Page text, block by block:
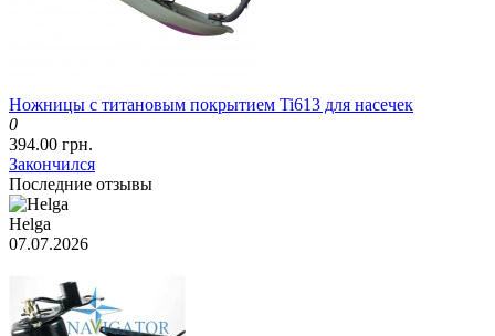
Ножницы с титановым покрытием Ti613 для насечек
0
394.00 грн.
Закончился
Последние отзывы
Helga
07.07.2026